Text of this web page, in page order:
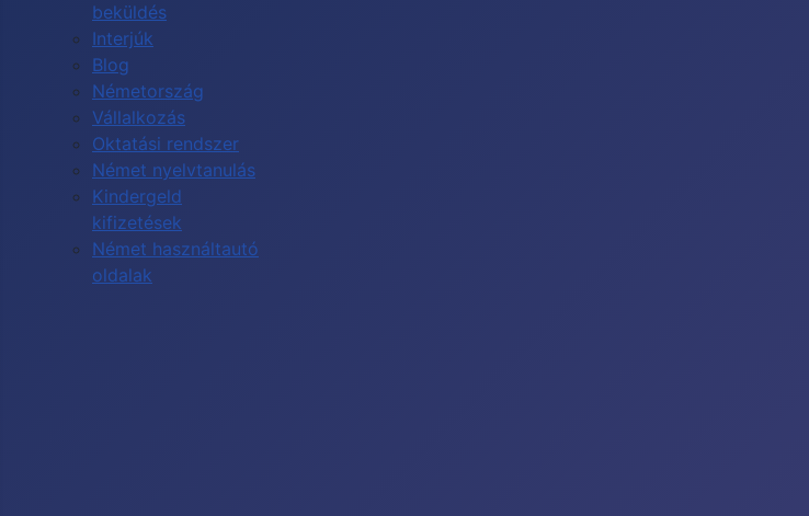
beküldés
Interjúk
Blog
Németország
Vállalkozás
Oktatási rendszer
Német nyelvtanulás
Kindergeld
kifizetések
Német használtautó
oldalak